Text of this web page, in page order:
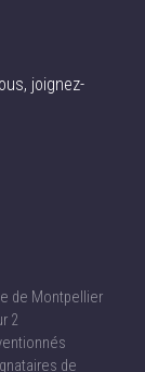
joignez-
de Montpellier
2
de